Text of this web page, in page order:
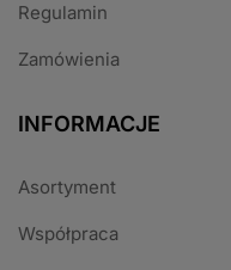
Regulamin
Zamówienia
INFORMACJE
Asortyment
Współpraca